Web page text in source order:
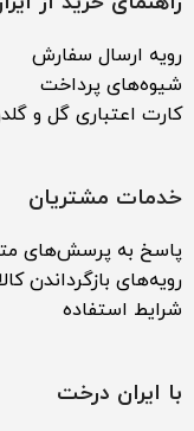
رویه ارسال سفارش
شیوه‌های پرداخت
کارت اعتباری گل و
خدمات مشتریان
پاسخ به پرسش‌های
رویه‌های بازگرداندن کالا
شرایط استفاده
با ایران درخت